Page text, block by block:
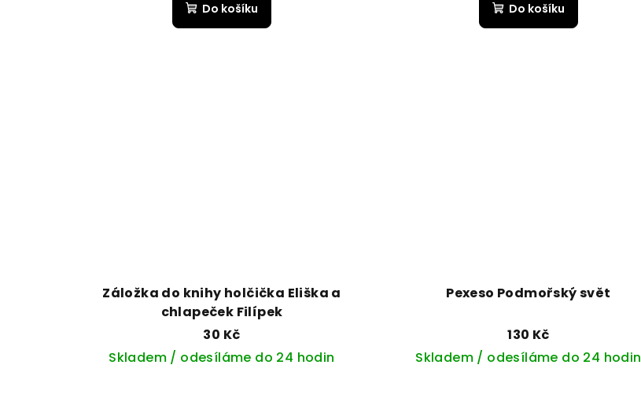
Do košíku Do košíku
Záložka do knihy holčička Eliška a
chlapeček Filípek
30 Kč
Skladem / odesíláme do 24 hodin
Pexeso Podmořský svět
130 Kč
Skladem / odesíláme do 24 hodin